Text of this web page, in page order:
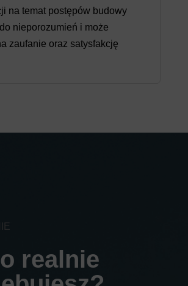
na temat postępów budowy
nieporozumień i może
zaufanie oraz satysfakcję
realnie